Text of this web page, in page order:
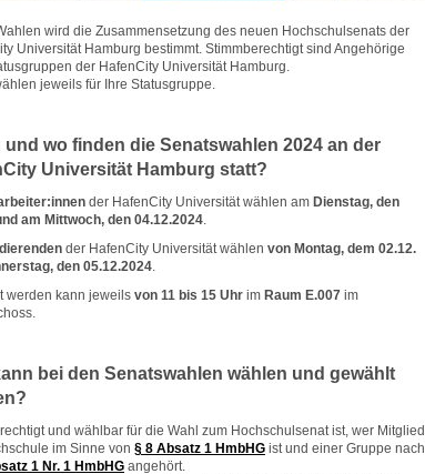
wird die Zusammensetzung des neuen Hochschulsenats der
Universität Hamburg bestimmt. Stimmberechtigt sind Angehörige
der HafenCity Universität Hamburg.
jeweils für Ihre Statusgruppe.
und wo finden die Senatswahlen 2024 an der
Universität Hamburg statt?
der HafenCity Universität wählen am Dienstag, den
am Mittwoch, den 04.12.2024
der HafenCity Universität wählen von Montag, dem 02.12.
den 05.12.2024
werden kann jeweils von 11 bis 15 Uhr im Raum E.007 im
bei den Senatswahlen wählen und gewählt
und wählbar für die Wahl zum Hochschulsenat ist, wer Mitglied
im Sinne von § 8 Absatz 1 HmbHG ist und einer Gruppe nach
1 Nr. 1 HmbHG angehört.